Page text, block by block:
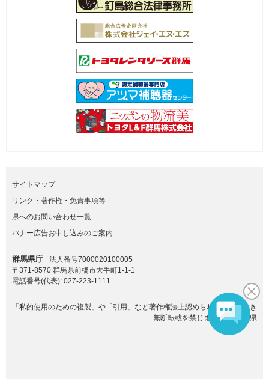
サイトマップ
リンク・著作権・免責事項等
県へのお問い合わせ一覧
バナー広告お申し込みのご案内
群馬県庁
法人番号7000020100005
〒371-8570 群馬県前橋市大手町1-1-1
電話番号(代表): 027-223-1111
「私的使用のための複製」や「引用」など著作権法上認められた場合を除き
無断転載を禁じます。(C)群馬県